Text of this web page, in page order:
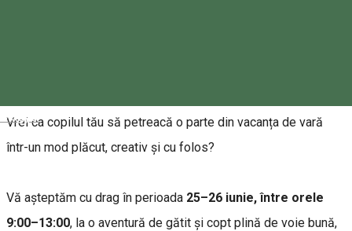
Magyar
Vrei ca copilul tău să petreacă o parte din vacanța de vară
într-un mod plăcut, creativ și cu folos?
Vă așteptăm cu drag în perioada 25–26 iunie, între orele
9:00–13:00, la o aventură de gătit și copt plină de voie bună,